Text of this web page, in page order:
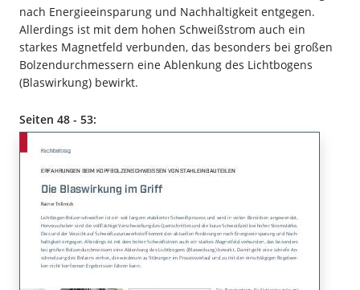
nach Energieeinsparung und Nachhaltigkeit entgegen.
Allerdings ist mit dem hohen Schweißstrom auch ein
starkes Magnetfeld verbunden, das besonders bei großen
Bolzendurchmessern eine Ablenkung des Lichtbogens
(Blaswirkung) bewirkt.
Seiten 48 - 53: